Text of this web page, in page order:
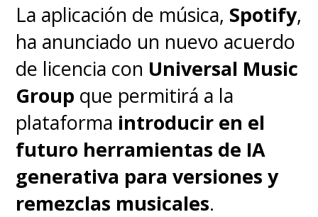
La aplicación de música, Spotify,
ha anunciado un nuevo acuerdo
de licencia con Universal Music
Group que permitirá a la
plataforma introducir en el
futuro herramientas de IA
generativa para versiones y
remezclas musicales.